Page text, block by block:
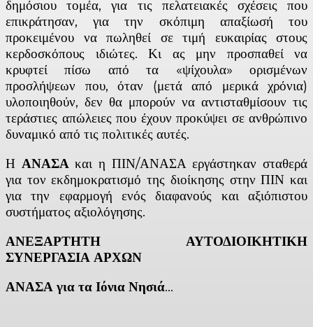
δημόσιου τομέα, για τις πελατειακές σχέσεις που
επικράτησαν, για την σκόπιμη απαξίωσή του
προκειμένου να πωληθεί σε τιμή ευκαιρίας στους
κερδοσκόπους ιδιώτες. Κι ας μην προσπαθεί να
κρυφτεί πίσω από τα «ψίχουλα» ορισμένων
προσλήψεων που, όταν (μετά από μερικά χρόνια)
υλοποιηθούν, δεν θα μπορούν να αντισταθμίσουν τις
τεράστιες απώλειες που έχουν προκύψει σε ανθρώπινο
δυναμικό από τις πολιτικές αυτές.
Η ΑΝΑΣΑκαι η ΠΙΝ/ΑΝΑΣΑ εργάστηκαν σταθερά
για τον εκδημοκρατισμό της διοίκησης στην ΠΙΝ και
για την εφαρμογή ενός διαφανούς και αξιόπιστου
συστήματος αξιολόγησης.
ΑΝΕΞΑΡΤΗΤΗ ΑΥΤΟΔΙΟΙΚΗΤΙΚΗ
ΣΥΝΕΡΓΑΣΙΑ ΑΡΧΩΝ
ΑΝΑΣΑ για τα Ιόνια Νησιά…